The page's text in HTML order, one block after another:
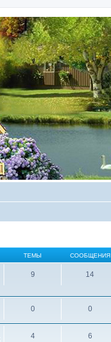
ТЕМЫ СООБЩЕНИЯ
9 14
0 0
4 6